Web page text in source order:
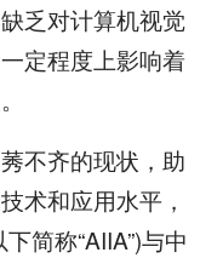
乏对计算机视觉
定程度上影响着
不齐的现状，助
术和应用水平，
简称“AIIA”)与中